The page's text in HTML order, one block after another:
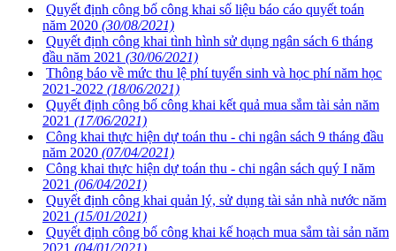
Quyết định công bố công khai số liệu báo cáo quyết toán
năm 2020 (30/08/2021)
Quyết định công khai tình hình sử dụng ngân sách 6 tháng
đầu năm 2021 (30/06/2021)
Thông báo về mức thu lệ phí tuyển sinh và học phí năm học
2021-2022 (18/06/2021)
Quyết định công bố công khai kết quả mua sắm tài sản năm
2021 (17/06/2021)
Công khai thực hiện dự toán thu - chi ngân sách 9 tháng đầu
năm 2020 (07/04/2021)
Công khai thực hiện dự toán thu - chi ngân sách quý I năm
2021 (06/04/2021)
Quyết định công khai quản lý, sử dụng tài sản nhà nước năm
2021 (15/01/2021)
Quyết định công bố công khai kế hoạch mua sắm tài sản năm
2021 (04/01/2021)